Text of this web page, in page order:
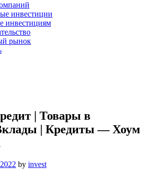
инвестиции
инвестициям
рынок
| Товары в
| Кредиты — Хоум
by invest